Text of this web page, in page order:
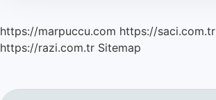
https://marpuccu.com https://saci.com.tr
https://razi.com.tr Sitemap